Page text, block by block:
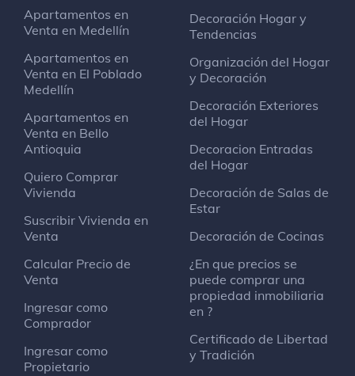
Apartamentos en
Venta en Medellín
Apartamentos en
Venta en El Poblado
Medellín
Apartamentos en
Venta en Bello
Antioquia
Quiero Comprar
Vivienda
Suscribir Vivienda en
Venta
Calcular Precio de
Venta
Ingresar como
Comprador
Ingresar como
Propietario
Decoración Hogar y
Tendencias
Organización del Hogar
y Decoración
Decoración Exteriores
del Hogar
Decoracion Entradas
del Hogar
Decoración de Salas de
Estar
Decoración de Cocinas
¿En que precios se
puede comprar una
propiedad inmobiliaria
en ?
Certificado de Libertad
y Tradición